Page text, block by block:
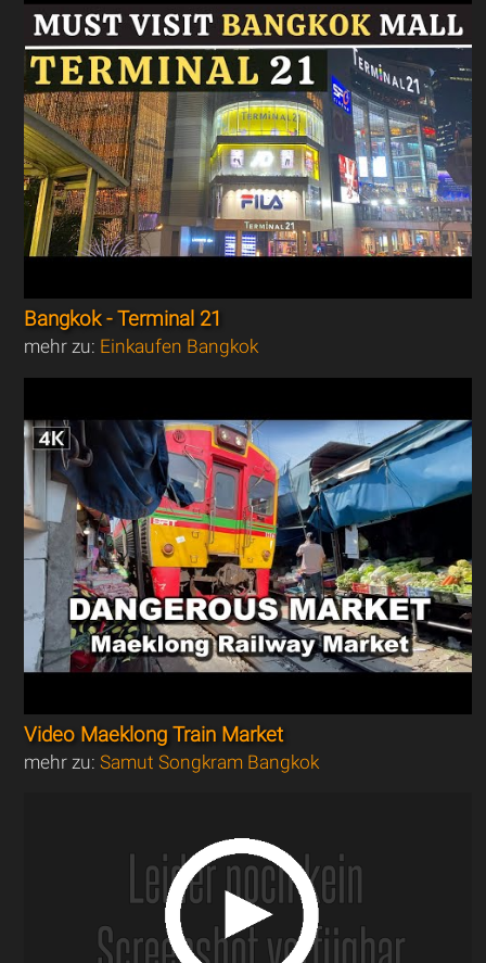
Bangkok - Terminal 21
mehr zu: Einkaufen Bangkok
Video Maeklong Train Market
mehr zu:Samut Songkram Bangkok